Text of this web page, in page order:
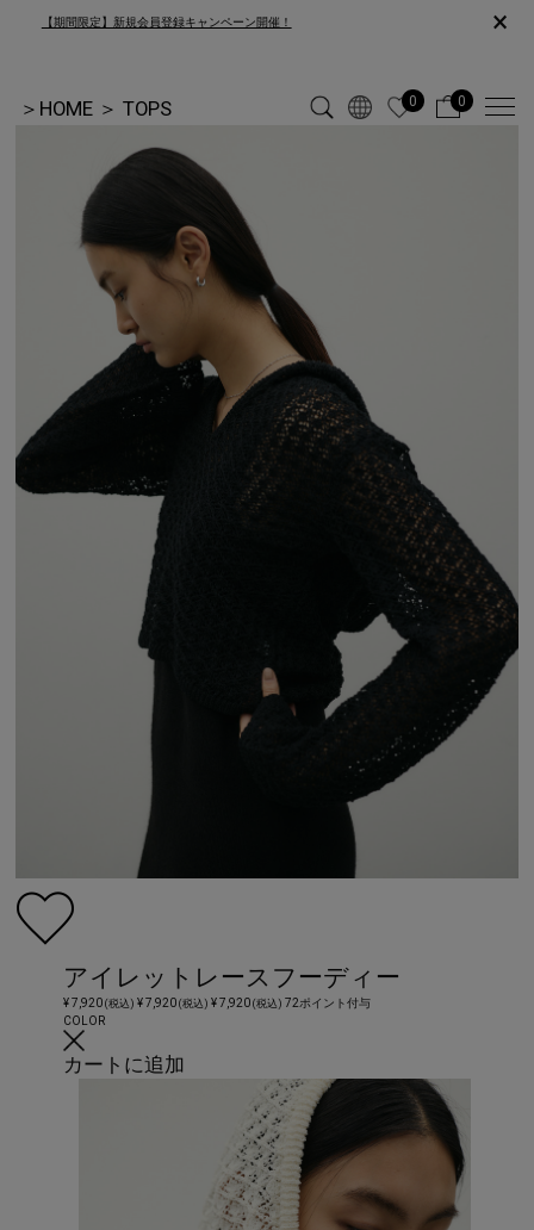
【期間限定】新規会員登録キャンペーン開催！ ×
＞ HOME ＞ TOPS 0 0
アイレットレースフーディー
¥ 7,920(税込) ¥ 7,920(税込) ¥ 7,920(税込) 72ポイント付与
COLOR
カートに追加